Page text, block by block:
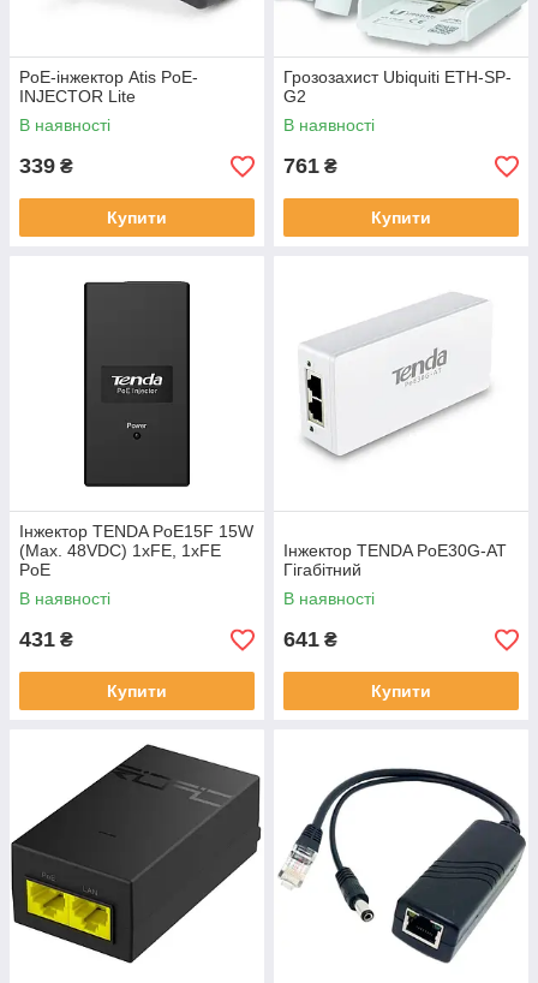
PoE-інжектор Atis PoE-
INJECTOR Lite
В наявності
339 ₴
Купити
Грозозахист Ubiquiti ETH-SP-
G2
В наявності
761 ₴
Купити
Інжектор TENDA PoE15F 15W
(Max. 48VDC) 1xFE, 1xFE
PoE
В наявності
431 ₴
Купити
Інжектор TENDA PoE30G-AT
Гігабітний
В наявності
641 ₴
Купити